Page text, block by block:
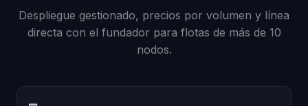
Despliegue gestionado, precios por volumen y línea
directa con el fundador para flotas de más de 10
nodos.